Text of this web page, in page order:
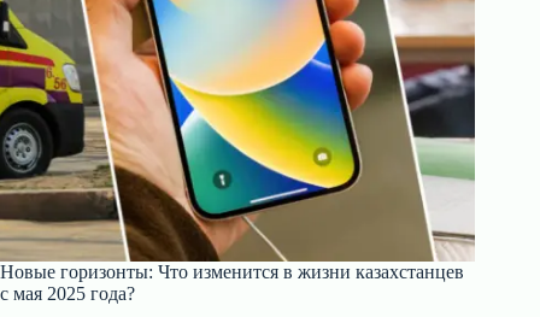
Новые горизонты: Что изменится в жизни казахстанцев
с мая 2025 года?